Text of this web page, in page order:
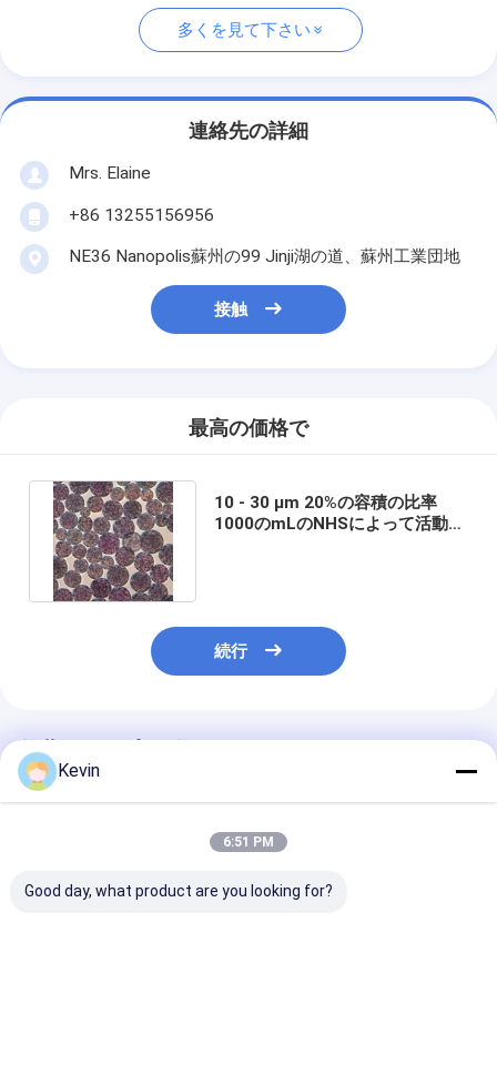
多くを見て下さい
連絡先の詳細
Mrs. Elaine
+86 13255156956
NE36 Nanopolis蘇州の99 Jinji湖の道、蘇州工業団地
接触
最高の価格で
10 - 30 μm 20%の容積の比率
1000のmLのNHSによって活動化
続行
推薦されたプロダクト
Kevin
6:51 PM
Good day, what product are you looking for?